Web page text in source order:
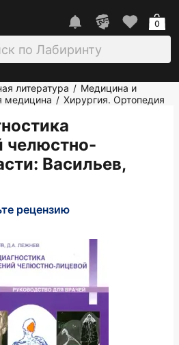
0
литература / Медицина и
медицина / Хирургия. Ортопедия
челюстно-
: Васильев,
рецензию